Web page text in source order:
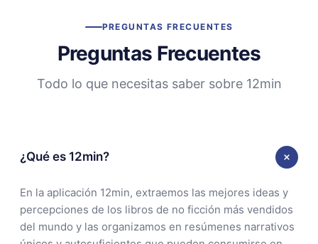
PREGUNTAS FRECUENTES
Preguntas Frecuentes
Todo lo que necesitas saber sobre 12min
¿Qué es 12min?
En la aplicación 12min, extraemos las mejores ideas y
percepciones de los libros de no ficción más vendidos
del mundo y las organizamos en resúmenes narrativos